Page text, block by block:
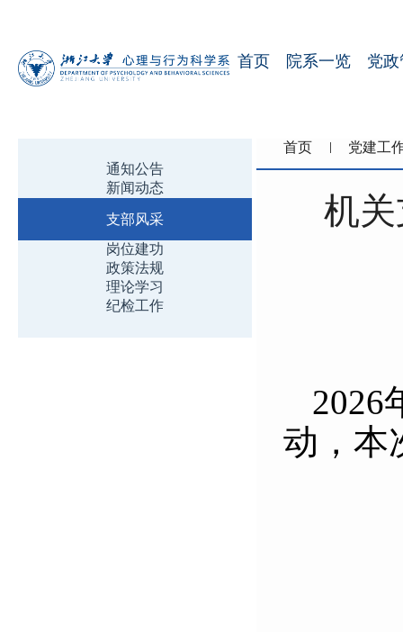
首页 院系一览 党
通知公告
新闻动态
支部风采
岗位建功
政策法规
理论学习
纪检工作
首页 党建工
机
2026
动，本